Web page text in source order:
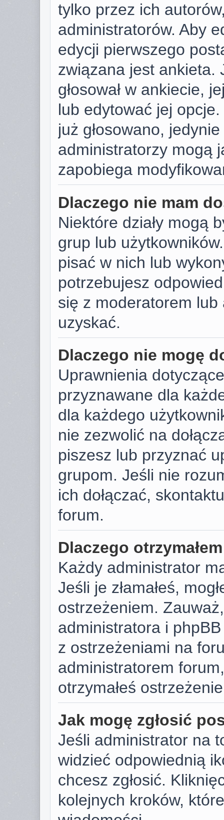
tylko przez ich
administratorów. Aby
edycji pierwszego
związana jest ankieta.
głosował w ankiecie,
lub edytować jej
już głosowano,
administratorzy mogą
zapobiega
Dlaczego nie mam
Niektóre działy mogą
grup lub
pisać w nich lub
potrzebujesz
się z moderatorem
uzyskać.
Dlaczego nie mogę
Uprawnienia
przyznawane dla
dla każdego
nie zezwolić na
piszesz lub przyznać
grupom. Jeśli nie
ich dołączać,
forum.
Dlaczego
Każdy administrator
Jeśli je złamałeś,
ostrzeżeniem.
administratora i
z ostrzeżeniami na
administratorem
otrzymałeś
Jak mogę zgłosić
Jeśli administrator na
widzieć odpowiednią
chcesz zgłosić.
kolejnych kroków,